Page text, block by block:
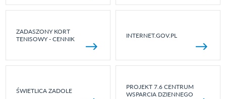
ZADASZONY KORT
TENISOWY - CENNIK
INTERNET.GOV.PL
ŚWIETLICA ZADOLE
PROJEKT 7.6 CENTRUM
WSPARCIA DZIENNEGO